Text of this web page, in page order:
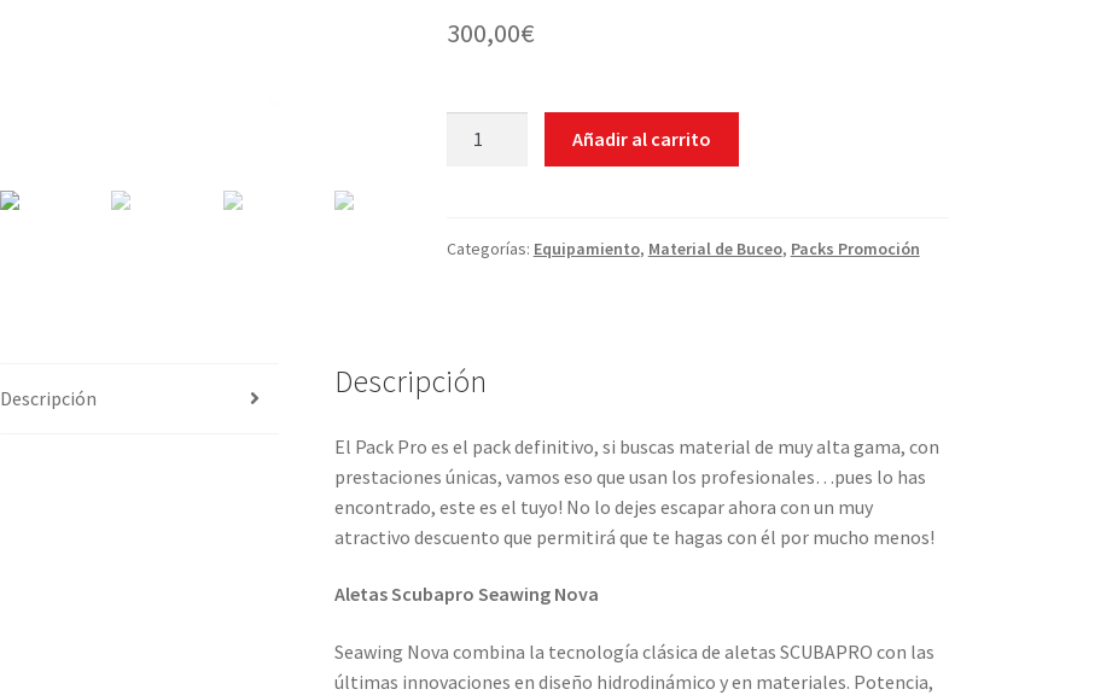
300,00€
SEAWING
X
VISION
+
TUBO
CRESSI
ALPHA
DRY
Añadir al carrito
Categorías: Equipamiento, Material de Buceo, Packs Promoción
Descripción Descripción
El Pack Pro es el pack definitivo, si buscas material de muy alta gama, con
prestaciones únicas, vamos eso que usan los profesionales…pues lo has
encontrado, este es el tuyo! No lo dejes escapar ahora con un muy
atractivo descuento que permitirá que te hagas con él por mucho menos!
Aletas Scubapro Seawing Nova
Seawing Nova combina la tecnología clásica de aletas SCUBAPRO con las
últimas innovaciones en diseño hidrodinámico y en materiales. Potencia,